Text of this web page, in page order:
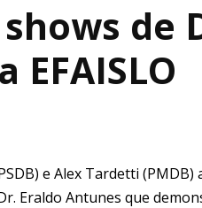
de
EFAISLO
e Alex Tardetti
Eraldo Antunes que